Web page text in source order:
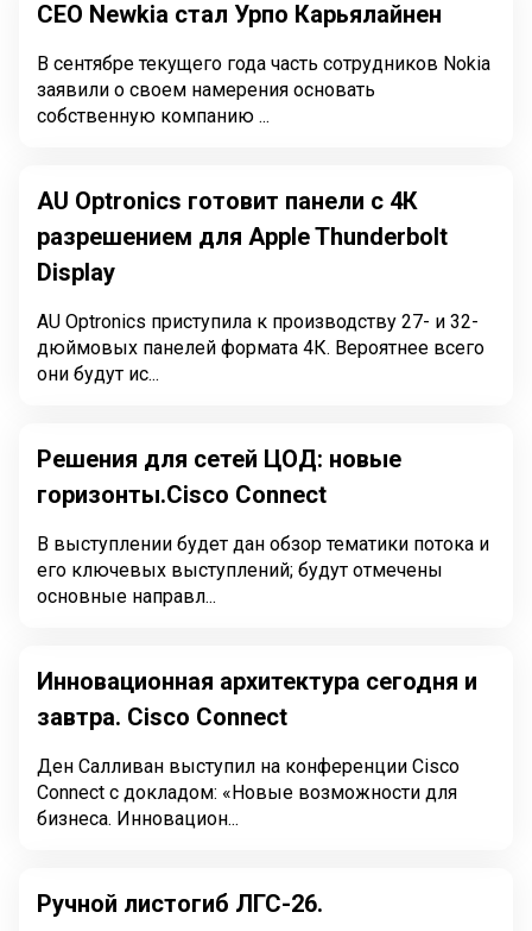
СЕО Newkia стал Урпо Карьялайнен
В сентябре текущего года часть сотрудников Nokia
заявили о своем намерения основать
собственную компанию ...
AU Optronics готовит панели с 4К
разрешением для Apple Thunderbolt
Display
AU Optronics приступила к производству 27- и 32-
дюймовых панелей формата 4К. Вероятнее всего
они будут ис...
Решения для сетей ЦОД: новые
горизонты.Cisco Connect
В выступлении будет дан обзор тематики потока и
его ключевых выступлений; будут отмечены
основные направл...
Инновационная архитектура сегодня и
завтра. Cisco Connect
Ден Салливан выступил на конференции Cisco
Connect c докладом: «Новые возможности для
бизнеса. Инновацион...
Ручной листогиб ЛГС-26.